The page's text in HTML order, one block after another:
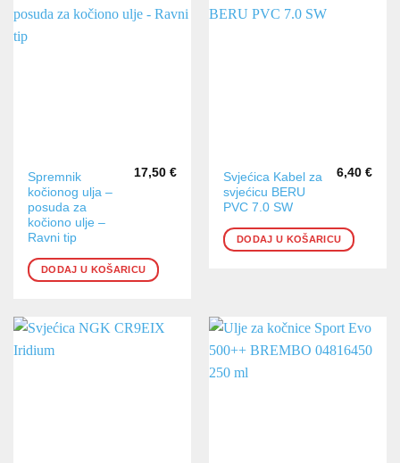
Spremnik
kočionog ulja –
posuda za
kočiono ulje –
Ravni tip
17,50 €
DODAJ U KOŠARICU
Svjećica Kabel za
svjećicu BERU
PVC 7.0 SW
6,40 €
DODAJ U KOŠARICU